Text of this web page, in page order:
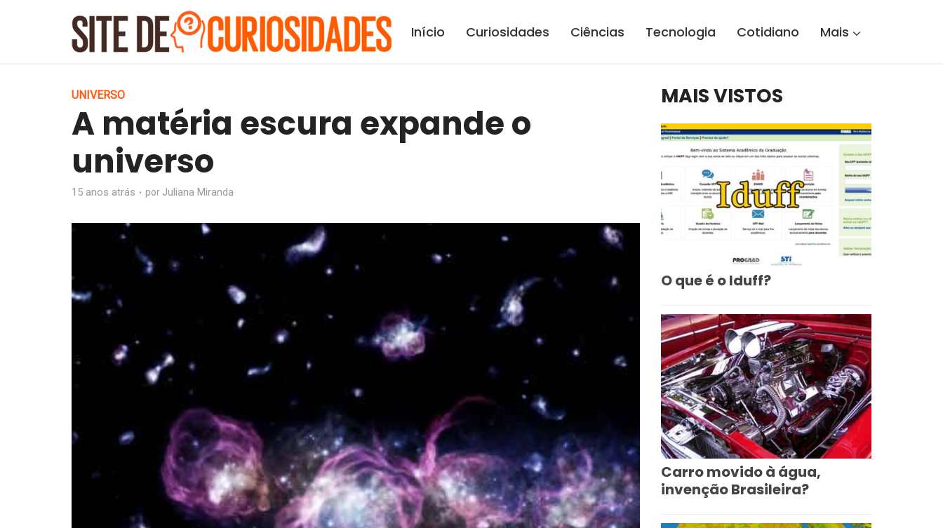
Início Curiosidades Ciências Tecnologia Cotidiano Mais
UNIVERSO
A matéria escura expande o
universo
15 anos atrás por Juliana Miranda
MAIS VISTOS
O que é o Iduff?
Carro movido à água,
invenção Brasileira?